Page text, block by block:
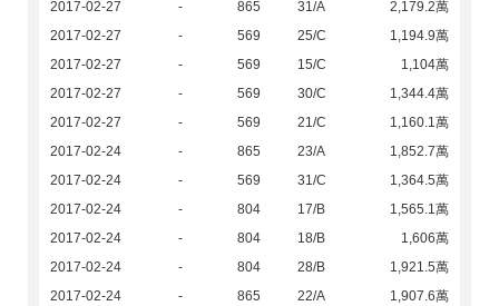
2017-02-27
- 865 31/A
2,179.2萬
2017-02-27
- 569 25/C
1,194.9萬
2017-02-27
- 569 15/C
1,104萬
2017-02-27
- 569 30/C
1,344.4萬
2017-02-27
- 569 21/C
1,160.1萬
2017-02-24
- 865 23/A
1,852.7萬
2017-02-24
- 569 31/C
1,364.5萬
2017-02-24
- 804 17/B
1,565.1萬
2017-02-24
- 804 18/B
1,606萬
2017-02-24
- 804 28/B
1,921.5萬
2017-02-24
- 865 22/A
1,907.6萬